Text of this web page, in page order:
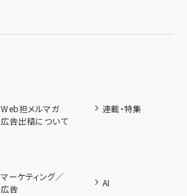
Web担メルマガ
連載・特集
広告出稿について
マーケティング／
広告
AI